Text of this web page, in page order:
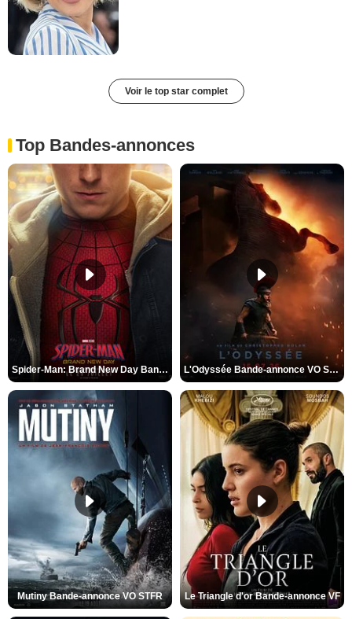
Voir le top star complet
Top Bandes-annonces
Spider-Man: Brand New Day Bande-annonce VO STFR L'Odyssée Bande-annonce VO STFR
Mutiny Bande-annonce VO STFR Le Triangle d'or Bande-annonce VF